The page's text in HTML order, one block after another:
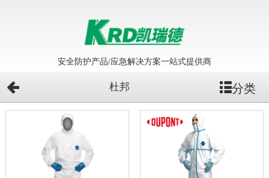
安全防护产品/应急解决方案一站式提供商
杜邦 分类